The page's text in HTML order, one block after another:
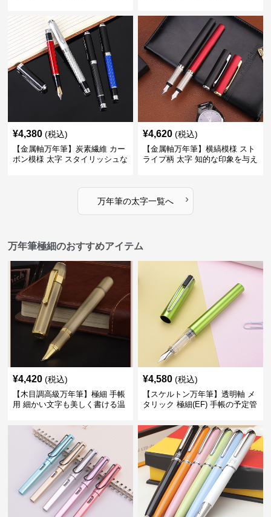
ト
¥4,380 (税込)
【金属軸万年筆】炭素繊維 カー
ボン模様 太字 スタイリッシュな
¥4,620 (税込)
【金属軸万年筆】横縞模様 スト
ライプ柄 太字 知的な印象を与え
万年筆の太字一覧へ ›
万年筆極細のおすすめアイテム
¥4,420 (税込)
【木目調高級万年筆】極細 手帳
用 細かい文字も美しく書ける温
¥4,580 (税込)
【スケルトン万年筆】透明軸 メ
タリック 極細(EF) 手帳の予定管
デザイン